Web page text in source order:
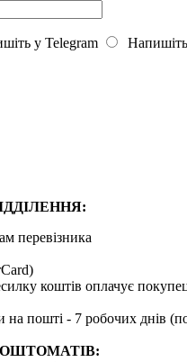
у Telegram
перевізника
коштів оплачує
на пошті - 7 робочих днів